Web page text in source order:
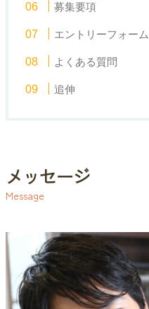
募集要項
エントリーフォーム
よくある質問
追伸
メッセージ
Message